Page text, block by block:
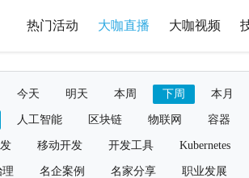
热门活动 大咖直播 大咖视频
今天 明天 本周 下周 本月
人工智能 区块链 物联网 容器
移动开发 开发工具 Kubernetes
名企案例 名家分享 职业发展